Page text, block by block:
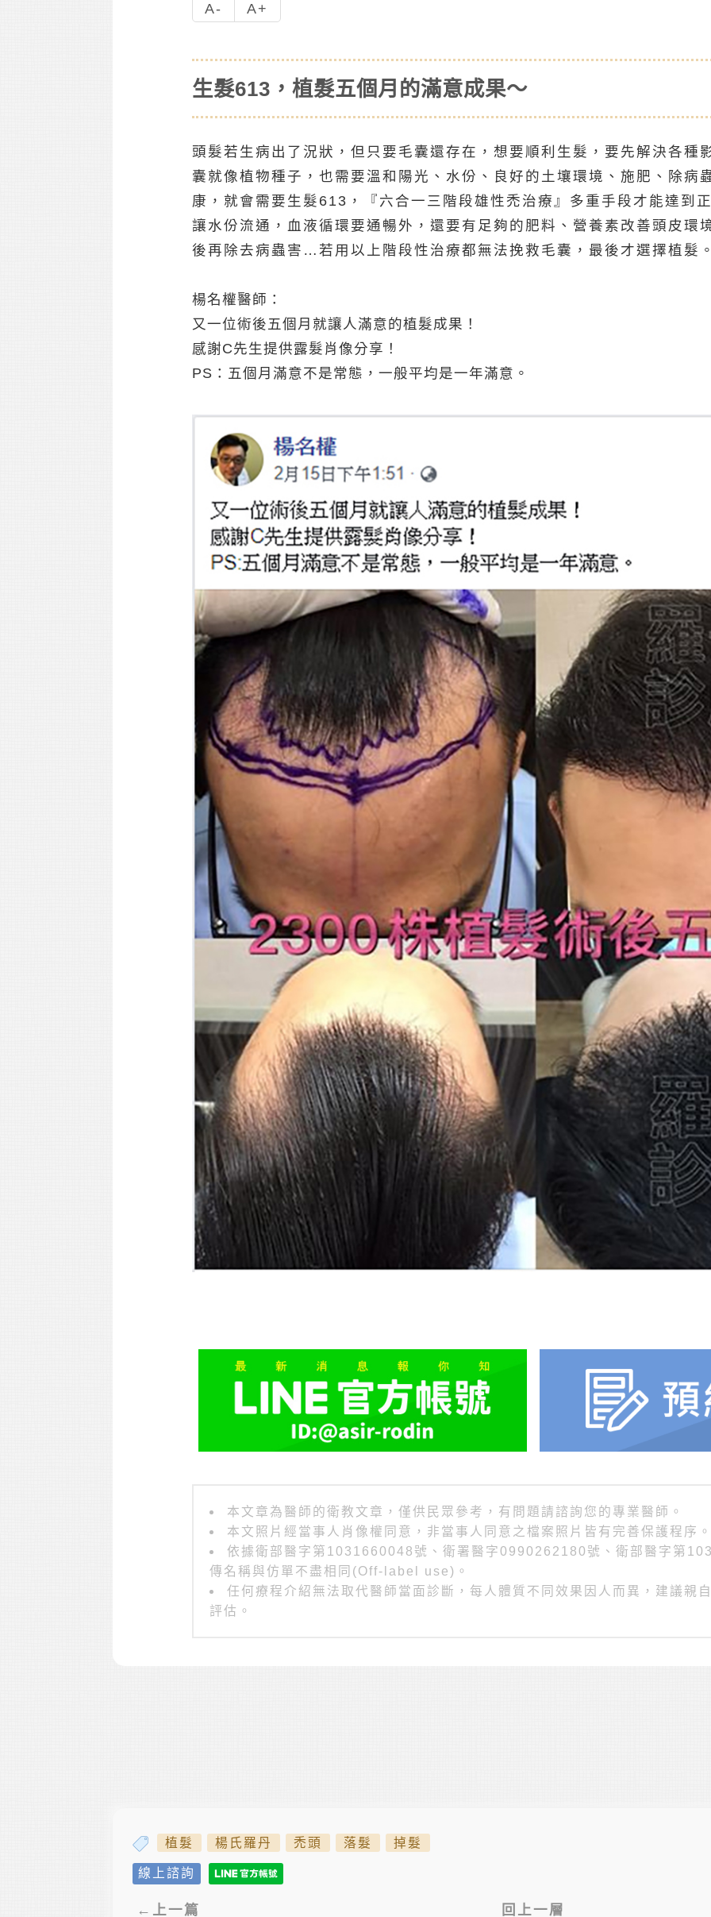
A- A+
生髮613，植髮五個月的滿意成果～
頭髮若生病出了況狀，但只要毛囊還存在，想要順利生髮，要先解決各種
囊就像植物種子，也需要溫和陽光、水份、良好的土壤環境、施肥、除
康，就會需要生髮613，『六合一三階段雄性禿治療』多重手段才能達到
讓水份流通，血液循環要通暢外，還要有足夠的肥料、營養素改善頭皮環
後再除去病蟲害…若用以上階段性治療都無法挽救毛囊，最後才選擇植髮
楊名權醫師：
又一位術後五個月就讓人滿意的植髮成果！
感謝C先生提供露髮肖像分享！
PS：五個月滿意不是常態，一般平均是一年滿意。
本文章為醫師的衛教文章，僅供民眾參考，有問題請諮詢您的專業醫師。
本文照片經當事人肖像權同意，非當事人同意之檔案照片皆有完善保護程序
依據衛部醫字第1031660048號、衛署醫字0990262180號、衛部醫字第
傳名稱與仿單不盡相同(Off-label use)。
任何療程介紹無法取代醫師當面診斷，每人體質不同效果因人而異，建議親
評估。
植髮 楊氏羅丹 禿頭 落髮 掉髮
線上諮詢
←上一篇 回上一層